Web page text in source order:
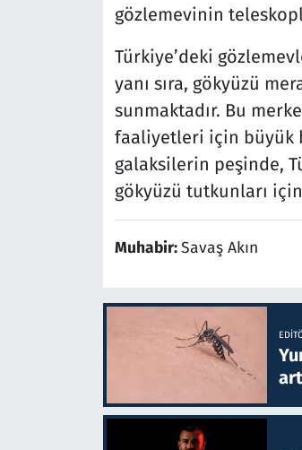
gözlemevinin
Türkiye’deki
yanı sıra, gökyüzü
sunmaktadır. Bu
faaliyetleri için büyük
galaksilerin peşinde,
gökyüzü tutkunları
Muhabir:Savaş Akın